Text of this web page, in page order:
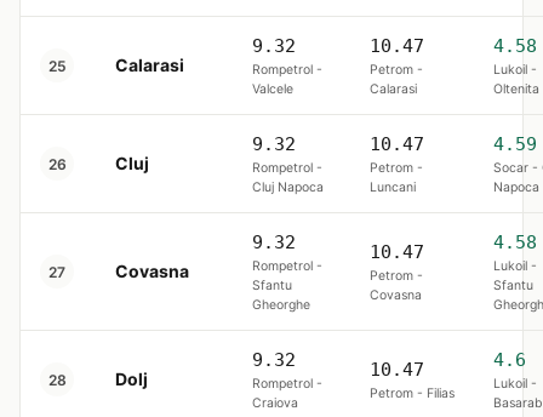
25 Calarasi
9.32
Rompetrol -
Valcele
10.47
Petrom -
Calarasi
4.58
Lukoil -
Oltenita
26 Cluj
9.32
Rompetrol -
Cluj Napoca
10.47
Petrom -
Luncani
4.59
Socar -
Napoca
27 Covasna
9.32
Rompetrol -
Sfantu
Gheorghe
10.47
Petrom -
Covasna
4.58
Lukoil -
Sfantu
28 Dolj
9.32
Rompetrol -
Craiova
10.47
Petrom - Filias
4.6
Lukoil -